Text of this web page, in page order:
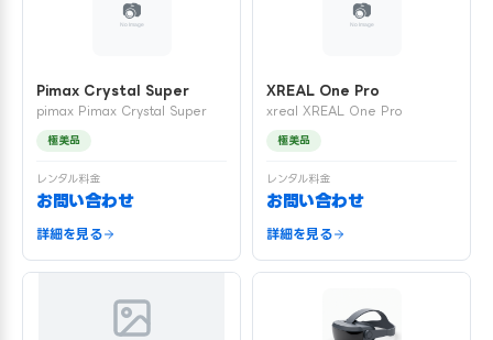
Pimax Crystal Super
pimax Pimax Crystal Super
極美品
レンタル料金
お問い合わせ
詳細を見る
XREAL One Pro
xreal XREAL One Pro
極美品
レンタル料金
お問い合わせ
詳細を見る